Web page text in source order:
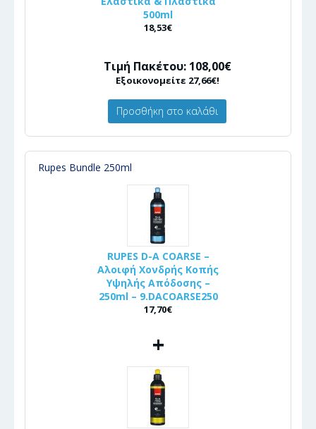
500ml
18,53€
Τιμή Πακέτου: 108,00€
Εξοικονομείτε 27,66€!
Προσθήκη στο καλάθι
Rupes Bundle 250ml
RUPES D-A COARSE –
Αλοιφή Χονδρής Κοπής
Υψηλής Απόδοσης –
250ml – 9.DACOARSE250
17,70€
+